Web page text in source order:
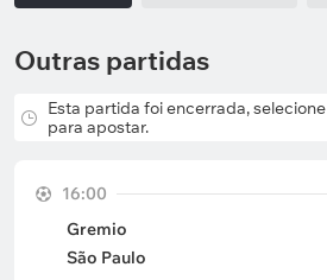
Outras partidas
Esta partida foi encerrada,
para apostar.
16:00
Gremio
São Paulo